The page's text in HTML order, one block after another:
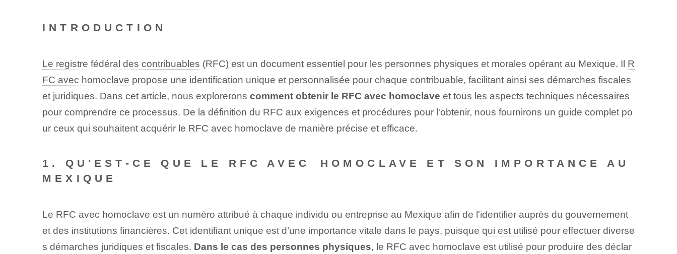
INTRODUCTION
Le registre fédéral des contribuables (RFC) est un document essentiel pour les personnes physiques et morales opérant au Mexique. Il R
FC avec homoclave propose une identification unique et personnalisée ⁤pour chaque ⁣contribuable⁢, facilitant ainsi ses démarches fiscales
et⁤ juridiques. Dans cet article, nous explorerons comment obtenir le RFC avec homoclave et ‌tous les aspects techniques⁣ nécessaires
pour comprendre ce processus. De la définition du RFC aux exigences et procédures pour l'obtenir, nous fournirons un guide complet po
ur ceux qui souhaitent acquérir le RFC avec homoclave de manière précise et efficace.
1. QU'EST-CE QUE LE RFC AVEC⁤ HOMOCLAVE ET SON IMPORTANCE AU
MEXIQUE
Le RFC avec homoclave est un numéro attribué à chaque individu ou entreprise au Mexique afin de l'identifier auprès du gouvernement
et des institutions financières. Cet identifiant unique est⁤ d’une importance vitale dans le ‌pays, puisque qui est utilisé pour effectuer diverse
s démarches juridiques et fiscales. Dans le cas des personnes physiques, le RFC avec homoclave est utilisé pour produire des déclar